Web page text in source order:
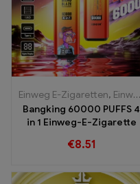
Einweg E-Zigaretten, Einweg-E-Zigaretten Polen
Bangking 60000 PUFFS 4
in 1 Einweg-E-Zigarette
€8.51